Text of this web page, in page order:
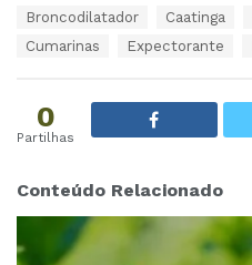
Broncodilatador
Caatinga
Cumarinas
Expectorante
0
Partilhas
Conteúdo Relacionado